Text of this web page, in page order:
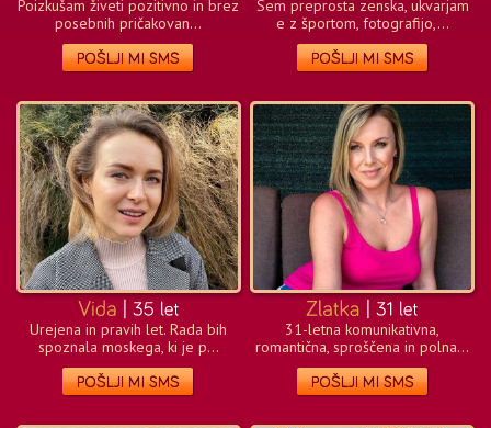
Poizkušam živeti pozitivno in brez
posebnih pričakovan...
Sem preprosta zenska, ukvarjam
e z športom, fotografijo,...
Urejena in pravih let. Rada bih
spoznala moskega, ki je p...
31-letna komunikativna,
romantična, sproščena in polna...